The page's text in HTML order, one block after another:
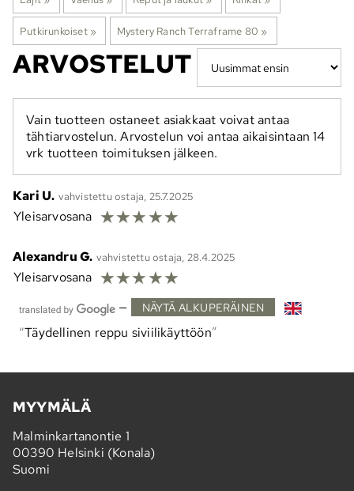
Putkirunkoiset ‪» Mystery Ranch Terraframe 80 ‪»
ARVOSTELUT
Vain tuotteen ostaneet asiakkaat voivat antaa
tähtiarvostelun. Arvostelun voi antaa aikaisintaan 14
vrk tuotteen toimituksen jälkeen.
Kari U. vahvistettu ostaja, 25.7.2025
Yleisarvosana ☆☆☆☆☆
Alexandru G. vahvistettu ostaja, 28.4.2025
Yleisarvosana ☆☆☆☆☆
— NÄYTÄ ALKUPERÄINEN
Täydellinen reppu siviilikäyttöön
MYYMÄLÄ
Malminkartanontie 1
00390 Helsinki (Konala)
Suomi